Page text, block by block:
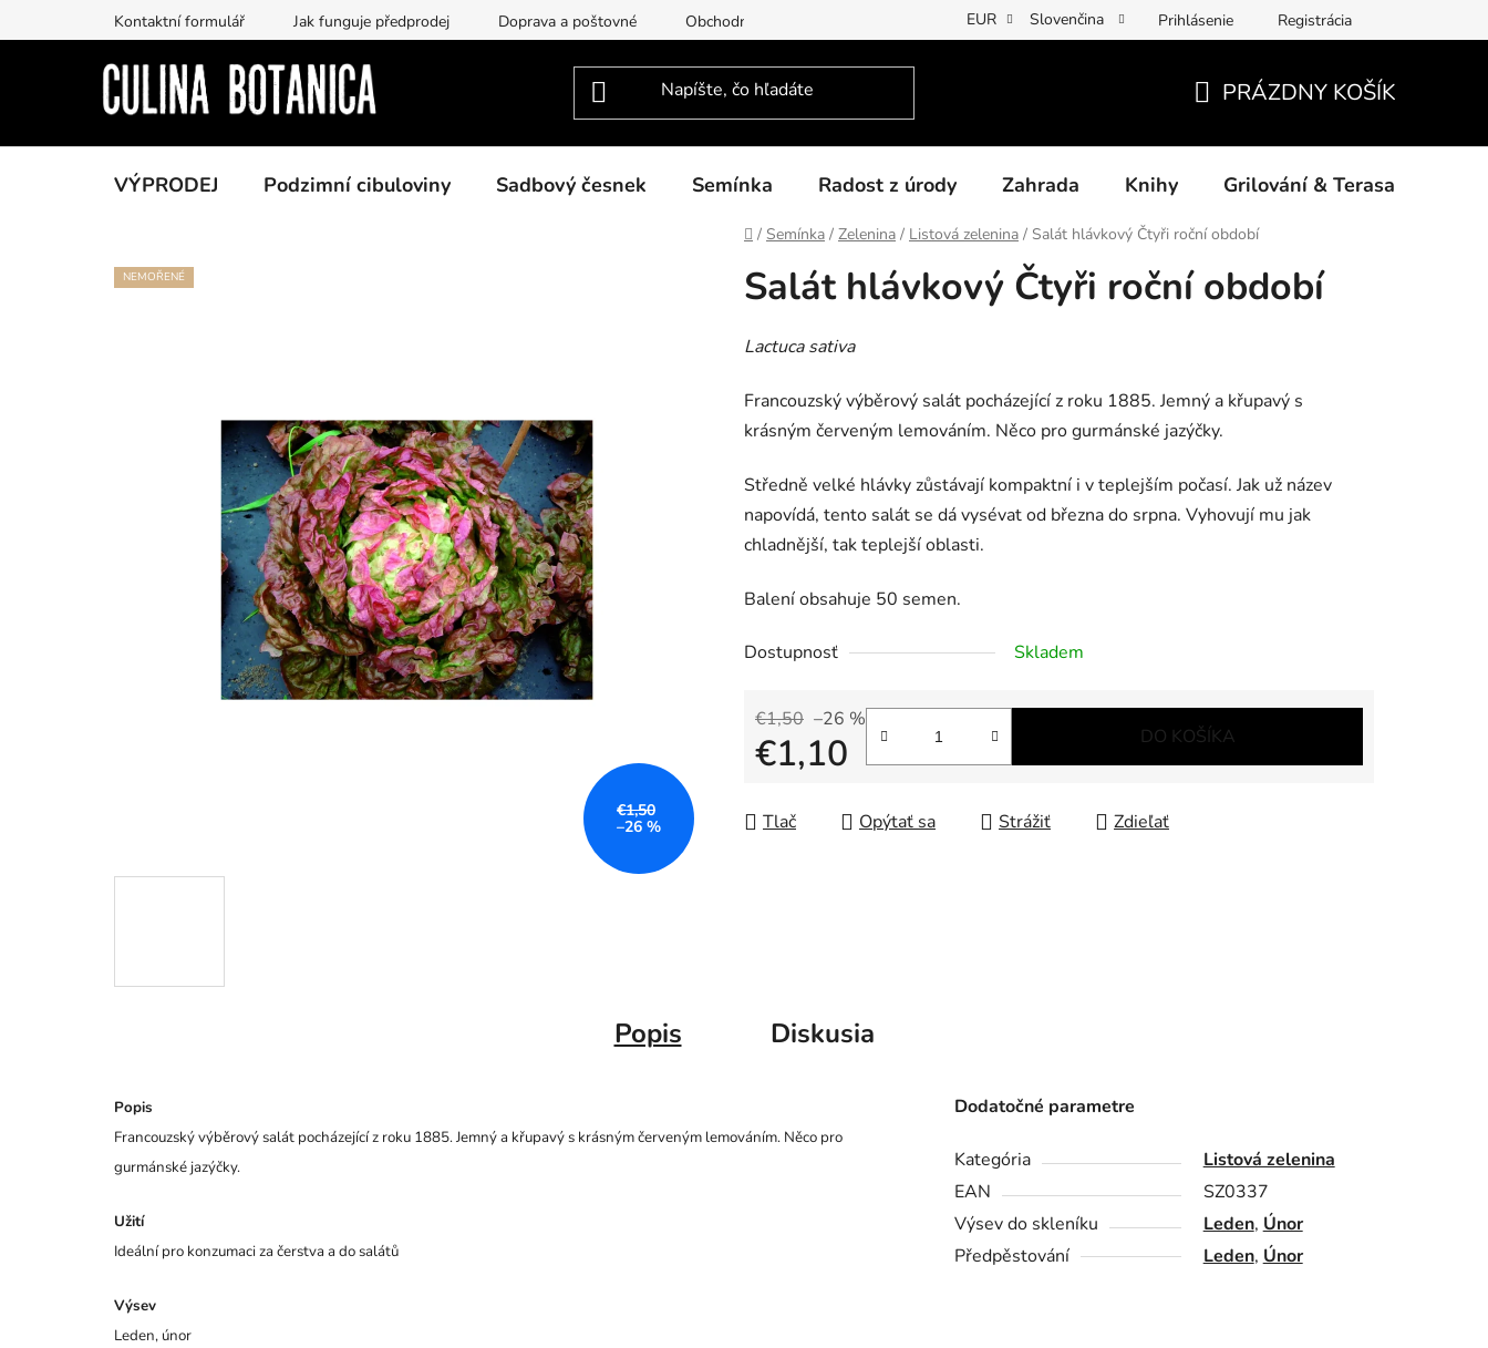
na
Kontaktní formulář Jak funguje předprodej Doprava a poštovné Obchodní podmínky Podmínky ochrany osobních údajů Povinné informace a odkazy ÚKZÚZ
EUR Slovenčina Prihlásenie Registrácia
KOŠÍK
PRÁZDNY KOŠÍK
VÝPRODEJ Podzimní cibuloviny Sadbový česnek Semínka Radost z úrody Zahrada Knihy Grilování & Terasa
Domov
/ Semínka / Zelenina / Listová zelenina / Salát hlávkový Čtyři roční období
Salát hlávkový Čtyři roční období
Lactuca sativa
Francouzský výběrový salát pocházející z roku 1885. Jemný a křupavý s
krásným červeným lemováním. Něco pro gurmánské jazýčky.
Středně velké hlávky zůstávají kompaktní i v teplejším počasí. Jak už název
napovídá, tento salát se dá vysévatod březnado srpna. Vyhovují mu jak
chladnější, takteplejšíoblasti.
Balení obsahuje 50 semen.
Dostupnosť Skladem
€1,50 –26 %
€1,10 DO KOŠÍKA
Tlač Opýtať sa Strážiť Zdieľať
NEMOŘENÉ
€1,50
–26 %
Popis Diskusia
Popis
Francouzský výběrový salát pocházející z roku 1885. Jemný a křupavý s krásným červeným lemováním. Něco pro
gurmánské jazýčky.
Užití
Ideální pro konzumaci za čerstva a do salátů
Výsev
Leden, únor
Dodatočné parametre
Kategória
Listová zelenina
EAN
SZ0337
Výsev do skleníku
Leden, Únor
Předpěstování
Leden, Únor